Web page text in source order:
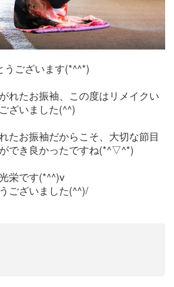
うございます(*^^*)
れたお振袖、この度はリメイクい
ざいました(^^)
たお振袖だからこそ、大切な節目
でき良かったですね(*^▽^*)
栄です(*^^)v
ございました(^^)/